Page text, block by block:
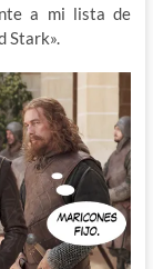
a mi lista de
Stark».